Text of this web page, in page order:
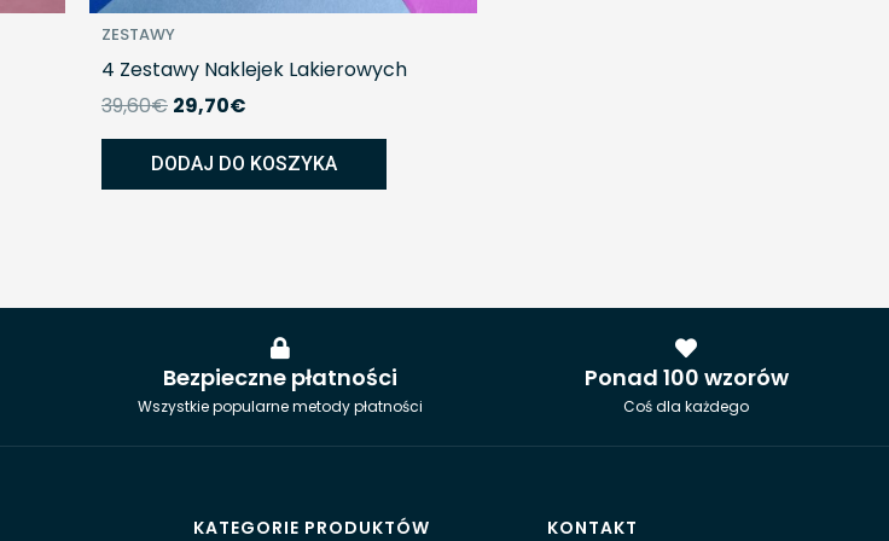
ZESTAWY
4 Zestawy Naklejek Lakierowych
39,60€ 29,70€
DODAJ DO KOSZYKA
Bezpieczne płatności
Wszystkie popularne metody płatności
Ponad 100 wzorów
Coś dla każdego
KATEGORIE PRODUKTÓW KONTAKT